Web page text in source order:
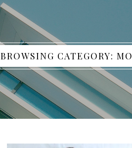
BROWSING CATEGORY: